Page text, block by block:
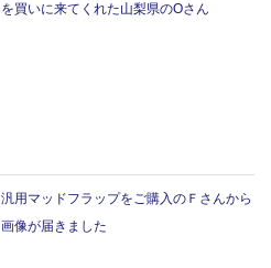
を買いに来てくれた山梨県のOさん
汎用マッドフラップをご購入のＦさんから
画像が届きました